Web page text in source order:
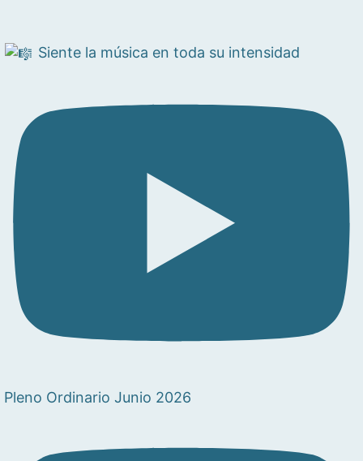
Siente la música en toda su intensidad
Pleno Ordinario Junio 2026